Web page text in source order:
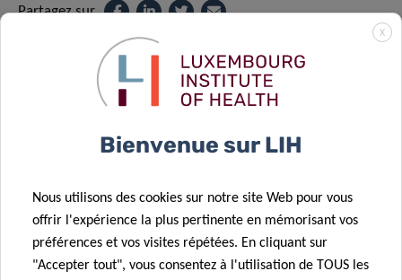
Partagez sur
Portail Recherche
Le Portail Recherche du LIH
vous permet de chercher et de
trouver des informations sur
X
Bienvenue sur LIH
Nous utilisons des cookies sur notre site Web pour vous
offrir l'expérience la plus pertinente en mémorisant vos
préférences et vos visites répétées. En cliquant sur
"Accepter tout", vous consentez à l'utilisation de TOUS les